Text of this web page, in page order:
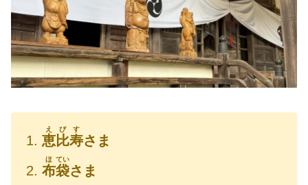
恵比寿
えびす
さま
布
ほ
袋
てい
さま